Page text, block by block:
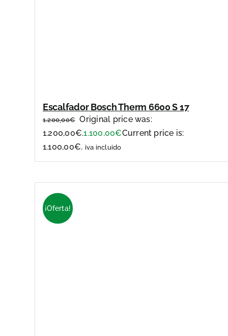
Escalfador Bosch Therm 6600 S 17
1.200,00€
Original price was:
1.200,00€.1.100,00€Current price is:
1.100,00€. iva incluido
¡Oferta!